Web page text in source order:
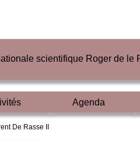
scientifique Roger de le
Agenda
De Rasse II